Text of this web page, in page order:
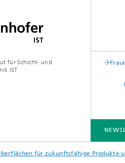
für Schicht- und
IST
für zukunftsfähige Produkte